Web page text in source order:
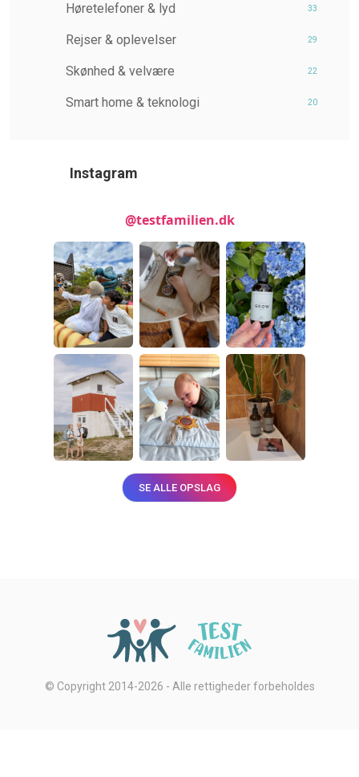
Høretelefoner & lyd 33
Rejser & oplevelser 29
Skønhed & velvære 22
Smart home & teknologi 20
Instagram
@testfamilien.dk
SE ALLE OPSLAG
© Copyright 2014-2026 - Alle rettigheder forbeholdes